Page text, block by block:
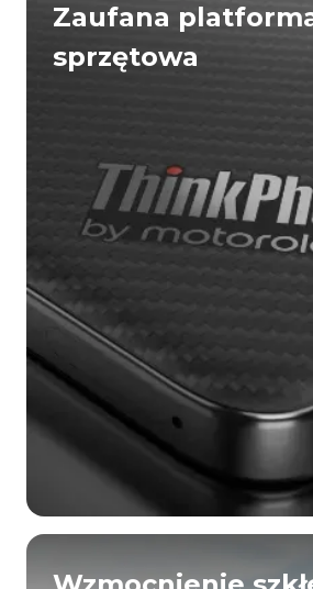
Zaufana
sprzętowa